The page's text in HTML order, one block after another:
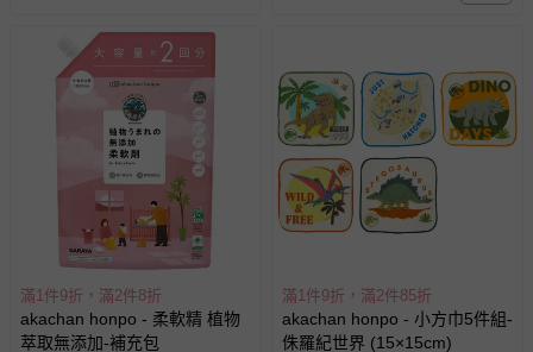
滿1件9折，滿2件8折
akachan honpo - 柔軟精 植物
萃取無添加-補充包
滿1件9折，滿2件85折
akachan honpo - 小方巾5件組-
侏羅紀世界 (15×15cm)